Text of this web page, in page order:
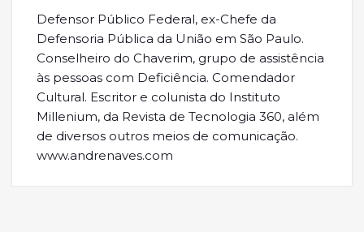
Defensor Público Federal, ex-Chefe da
Defensoria Pública da União em São Paulo.
Conselheiro do Chaverim, grupo de assistência
às pessoas com Deficiência. Comendador
Cultural. Escritor e colunista do Instituto
Millenium, da Revista de Tecnologia 360, além
de diversos outros meios de comunicação.
www.andrenaves.com